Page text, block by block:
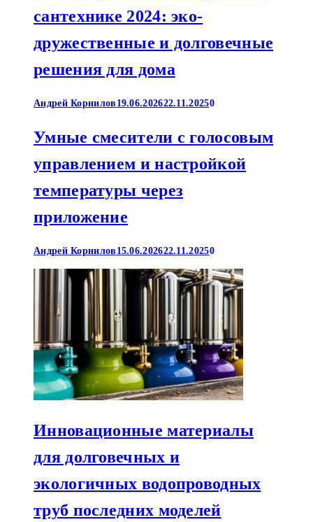
сантехнике 2024: эко-
дружественные и долговечные
решения для дома
Андрей Корнилов 19.06.202622.11.20250
Умные смесители с голосовым
управлением и настройкой
температуры через
приложение
Андрей Корнилов 15.06.202622.11.20250
Инновационные материалы
для долговечных и
экологичных водопроводных
труб последних моделей